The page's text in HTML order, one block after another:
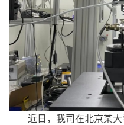
近日，我司在北京某